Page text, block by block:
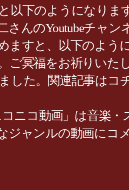
以下のようになり
さんのYoutubeチャ
ますと、以下のよ
ご冥福をお祈りいた
した。関連記事はコ
ニコ動画」は音楽
ジャンルの動画にコ